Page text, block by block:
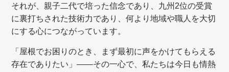
それが、親子二代で培った信念であり、九州2位の受賞
に裏打ちされた技術力であり、何より地域や職人を大切
にする心につながっています。
「屋根でお困りのとき、まず最初に声をかけてもらえる
存在でありたい」——その一心で、私たちは今日も情熱